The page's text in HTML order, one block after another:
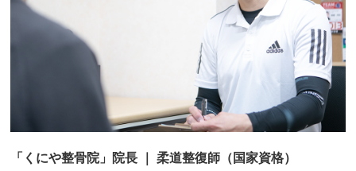
「くにや整骨院」院長 ｜ 柔道整復師（国家資格）